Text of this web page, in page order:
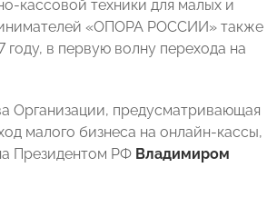
кассовой техники для малых и
«ОПОРА РОССИИ» также
году, в первую волну перехода на
Организации, предусматривающая
малого бизнеса на онлайн-кассы,
Президентом РФ Владимиром